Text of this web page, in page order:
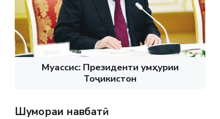
Муассис: Президенти Ҷумҳурии
Тоҷикистон
Шумораи навбатӣ